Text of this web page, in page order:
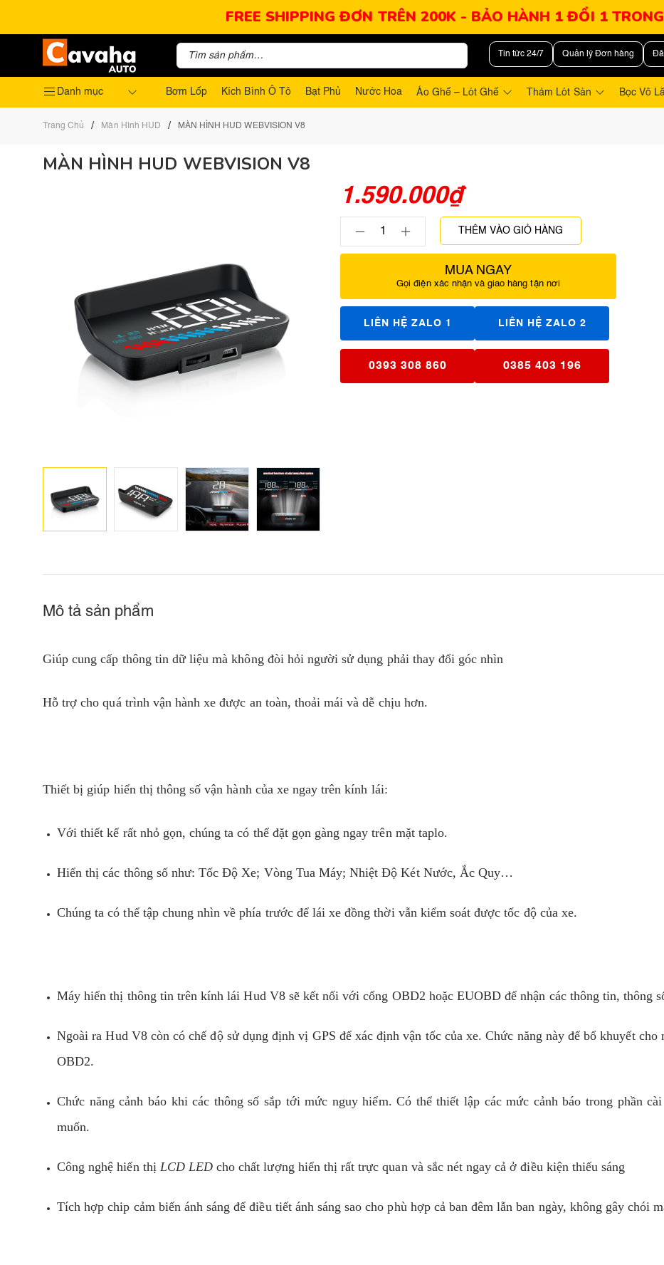
FREE SHIPPING ĐƠN TRÊN 200K - BẢO HÀNH 1 ĐỔI 1
Tin tức 24/7 Quản lý Đơn hàng
Danh mục Bơm Lốp Kích Bình Ô Tô Bạt Phủ Nước Hoa Áo Ghế – Lót Ghế Thảm Lót Sàn Bọc Vô
Trang Chủ / Màn Hình HUD / MÀN HÌNH HUD WEBVISION V8
MÀN HÌNH HUD WEBVISION V8
1.590.000₫
THÊM VÀO GIỎ HÀNG
MUA NGAY
Gọi điện xác nhận và giao hàng tận nơi
LIÊN HỆ ZALO 1 LIÊN HỆ ZALO 2
0393 308 860 0385 403 196
Mô tả sản phẩm
Giúp cung cấp thông tin dữ liệu mà không đòi hỏi người sử dụng phải thay đổi góc nhìn
Hỗ trợ cho quá trình vận hành xe được an toàn, thoải mái và dễ chịu hơn.
Thiết bị giúp hiển thị thông số vận hành của xe ngay trên kính lái:
Với thiết kế rất nhỏ gọn, chúng ta có thể đặt gọn gàng ngay trên mặt taplo.
Hiển thị các thông số như: Tốc Độ Xe; Vòng Tua Máy; Nhiệt Độ Két Nước, Ắc Quy…
Chúng ta có thể tập chung nhìn về phía trước để lái xe đồng thời vẫn kiểm soát được tốc độ của xe.
Máy hiển thị thông tin trên kính lái Hud V8 sẽ kết nối với cổng OBD2 hoặc EUOBD để nhận các thông tin, thông
Ngoài ra Hud V8 còn có chế độ sử dụng định vị GPS để xác định vận tốc của xe. Chức năng này để bổ khuyết cho
OBD2.
Chức năng cảnh báo khi các thông số sắp tới mức nguy hiểm. Có thể thiết lập các mức cảnh báo trong phần
muốn.
Công nghệ hiển thị LCD LED cho chất lượng hiển thị rất trực quan và sắc nét ngay cả ở điều kiện thiếu sáng
Tích hợp chip cảm biến ánh sáng để điều tiết ánh sáng sao cho phù hợp cả ban đêm lẫn ban ngày, không gây chói